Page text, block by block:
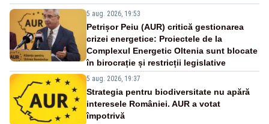
5 aug. 2026, 19:53
Petrișor Peiu (AUR) critică gestionarea
crizei energetice: Proiectele de la
Complexul Energetic Oltenia sunt blocate
în birocrație și restricții legislative
5 aug. 2026, 19:37
Strategia pentru biodiversitate nu apără
interesele României. AUR a votat
împotrivă